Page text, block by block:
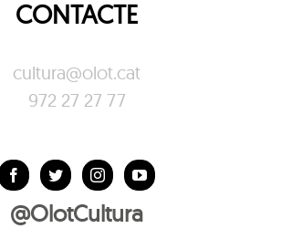
CONTACTE
cultura@olot.cat
972 27 27 77
@OlotCultura